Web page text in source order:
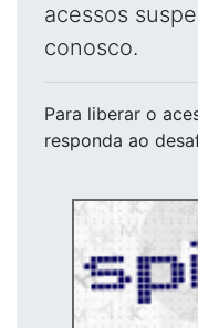
acessos
conosco.
Para liberar o
responda ao